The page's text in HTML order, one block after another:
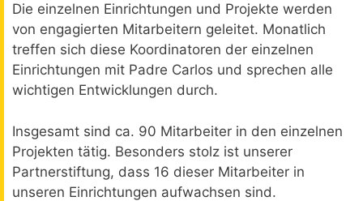
Die einzelnen Einrichtungen und Projekte werden
von engagierten Mitarbeitern geleitet. Monatlich
treffen sich diese Koordinatoren der einzelnen
Einrichtungen mit Padre Carlos und sprechen alle
wichtigen Entwicklungen durch.
Insgesamt sind ca. 90 Mitarbeiter in den einzelnen
Projekten tätig. Besonders stolz ist unserer
Partnerstiftung, dass 16 dieser Mitarbeiter in
unseren Einrichtungen aufwachsen sind.